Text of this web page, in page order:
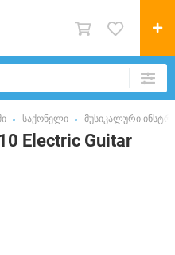
საქონელი მუსიკალური
Electric Guitar